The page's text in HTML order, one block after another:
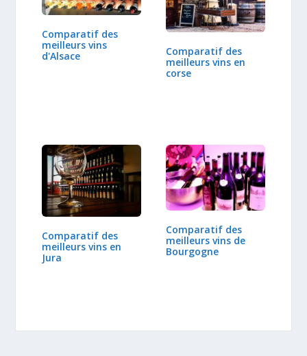
Comparatif des
meilleurs vins
d'Alsace
Comparatif des
meilleurs vins en
corse
Comparatif des
meilleurs vins en
Jura
Comparatif des
meilleurs vins de
Bourgogne